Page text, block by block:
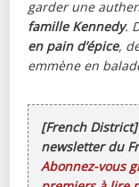
garder une
famille Kennedy.
en pain d’épice,
emmène en
[French
newsletter du
Abonnez-vous